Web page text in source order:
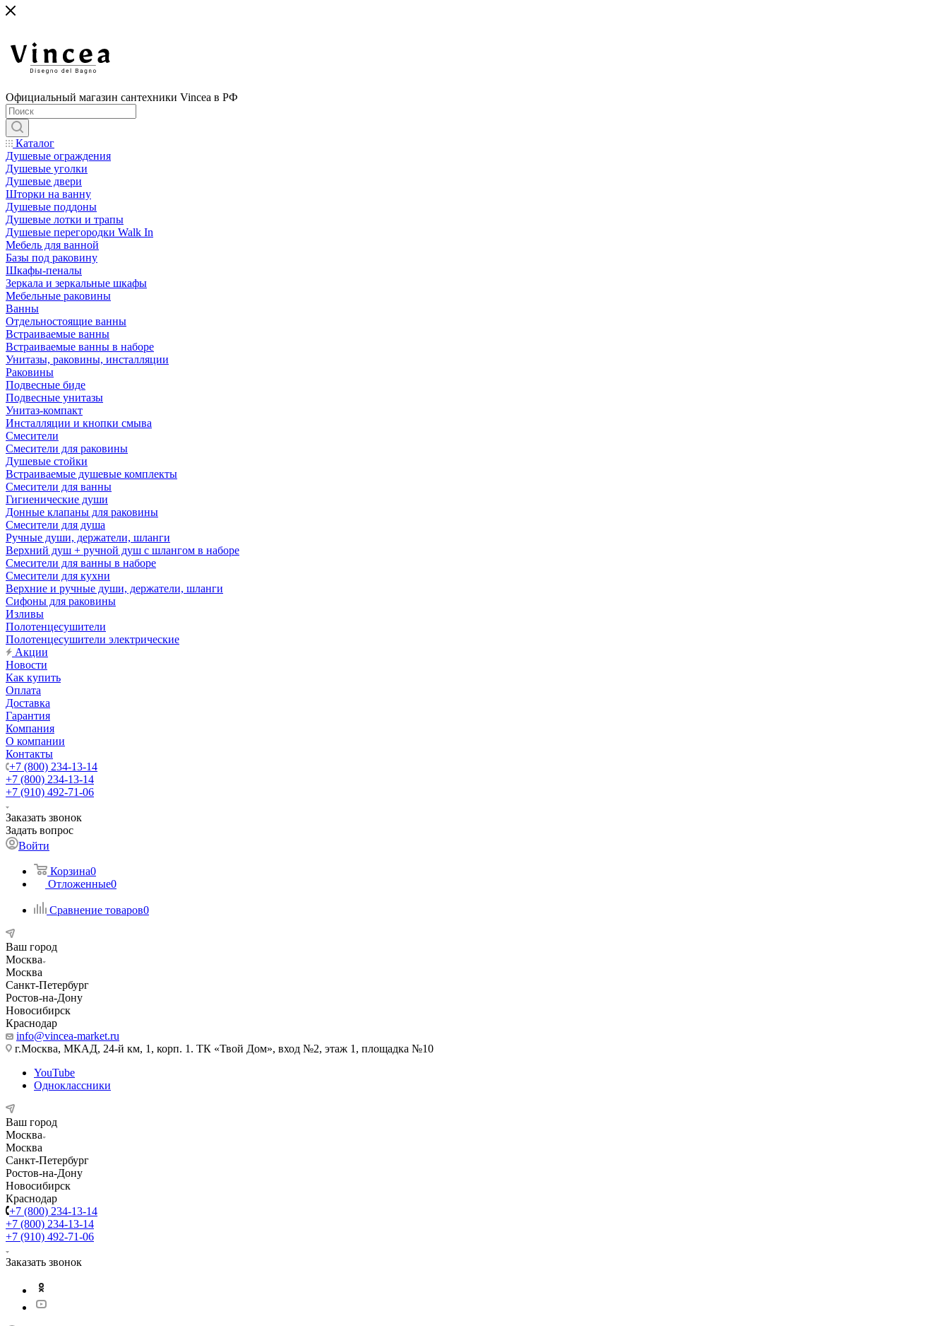
Официальный магазин сантехники Vincea в РФ
Каталог
Душевые ограждения
Душевые уголки
Душевые двери
Шторки на ванну
Душевые поддоны
Душевые лотки и трапы
Душевые перегородки Walk In
Мебель для ванной
Базы под раковину
Шкафы-пеналы
Зеркала и зеркальные шкафы
Мебельные раковины
Ванны
Отдельностоящие ванны
Встраиваемые ванны
Встраиваемые ванны в наборе
Унитазы, раковины, инсталляции
Раковины
Подвесные биде
Подвесные унитазы
Унитаз-компакт
Инсталляции и кнопки смыва
Смесители
Смесители для раковины
Душевые стойки
Встраиваемые душевые комплекты
Смесители для ванны
Гигиенические души
Донные клапаны для раковины
Смесители для душа
Ручные души, держатели, шланги
Верхний душ + ручной душ с шлангом в наборе
Смесители для ванны в наборе
Смесители для кухни
Верхние и ручные души, держатели, шланги
Сифоны для раковины
Изливы
Полотенцесушители
Полотенцесушители электрические
Акции
Новости
Как купить
Оплата
Доставка
Гарантия
Компания
О компании
Контакты
+7 (800) 234-13-14
+7 (800) 234-13-14
+7 (910) 492-71-06
Заказать звонок
Задать вопрос
Войти
Корзина0
Отложенные0
Сравнение товаров0
Ваш город
Москва
Москва
Санкт-Петербург
Ростов-на-Дону
Новосибирск
Краснодар
info@vincea-market.ru
г.Москва, МКАД, 24-й км, 1, корп. 1. ТК «Твой Дом», вход №2, этаж 1, площадка №10
YouTube
Одноклассники
Ваш город
Москва
Москва
Санкт-Петербург
Ростов-на-Дону
Новосибирск
Краснодар
+7 (800) 234-13-14
+7 (800) 234-13-14
+7 (910) 492-71-06
Заказать звонок